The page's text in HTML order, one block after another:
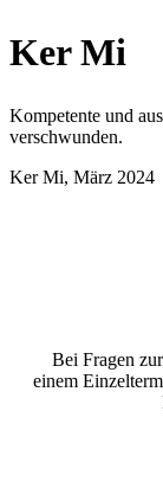
Ker Mi
Kompetente und
verschwunden.
Ker Mi, März 2024
Bei Fragen
einem